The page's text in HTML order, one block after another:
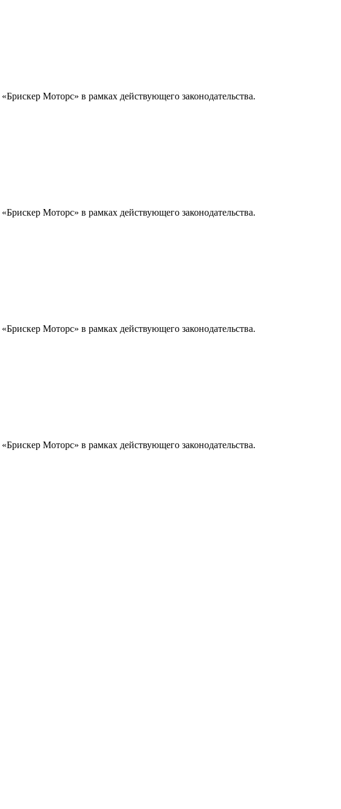
«Брискер Моторс» в рамках действующего законодательства.
«Брискер Моторс» в рамках действующего законодательства.
«Брискер Моторс» в рамках действующего законодательства.
«Брискер Моторс» в рамках действующего законодательства.